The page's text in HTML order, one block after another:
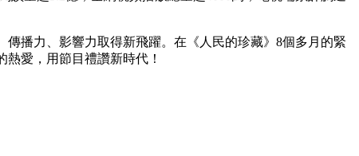
播力、影響力取得新飛躍。在《人民的珍藏》8個多月的緊
愛，用節目禮讚新時代！